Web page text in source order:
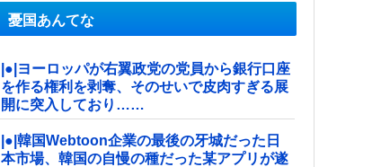
憂国あんてな
|●|ヨーロッパが右翼政党の党員から銀行口座
を作る権利を剥奪、そのせいで皮肉すぎる展
開に突入しており……
|●|韓国Webtoon企業の最後の牙城だった日
本市場、韓国の自慢の種だった某アプリが遂